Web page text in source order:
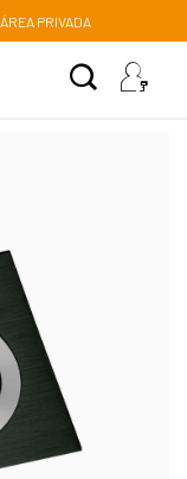
ÁREA PRIVADA